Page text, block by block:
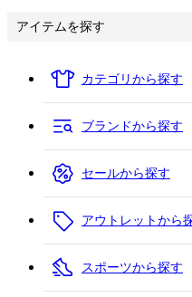
アイテムを探す
カテゴリから探す
ブランドから探す
セールから探す
アウトレットから
スポーツから探す